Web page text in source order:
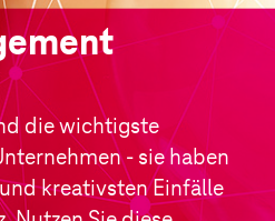
die wichtigste
- sie haben
kreativsten Einfälle